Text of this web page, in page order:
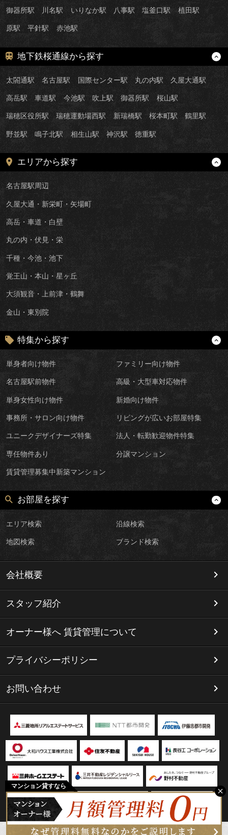
マンション貸すなら
御器所駅 川名駅 いりなか駅 八事駅 塩釜口駅 植田駅
原駅 平針駅 赤池駅
地下鉄桜通線から探す
太閤通駅 名古屋駅 国際センター駅 丸の内駅 久屋大通駅
高岳駅 車道駅 今池駅 吹上駅 御器所駅 桜山駅
瑞穂区役所駅 瑞穂運動場西駅 新瑞橋駅 桜本町駅 鶴里駅
野並駅 鳴子北駅 相生山駅 神沢駅 徳重駅
エリアから探す
名古屋駅周辺
久屋大通・新栄町・矢場町
高岳・車道・白壁
丸の内・伏見・栄
千種・今池・池下
覚王山・本山・星ヶ丘
大須観音・上前津・鶴舞
金山・東別院
特集から探す
単身者向け物件 ファミリー向け物件
名古屋駅前物件 高級・大型車対応物件
単身女性向け物件 新婚向け物件
事務所・サロン向け物件 リビングが広いお部屋特集
ユニークデザイナーズ特集 法人・転勤歓迎物件特集
専任物件あり 分譲マンション
賃貸管理募集中新築マンション
お部屋を探す
エリア検索 沿線検索
地図検索 ブランド検索
会社概要
スタッフ紹介
オーナー様へ 賃貸管理について
プライバシーポリシー
お問い合わせ